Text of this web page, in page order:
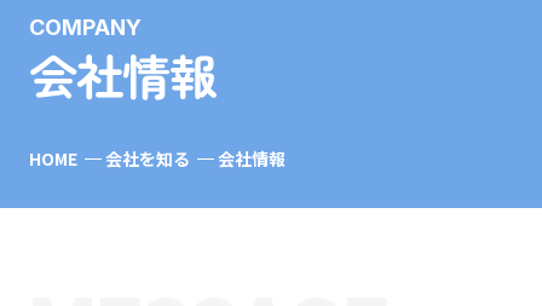
COMPANY
会社情報
HOME 会社を知る 会社情報